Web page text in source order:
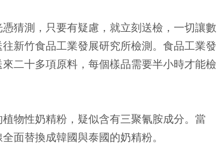
猜測，只要有疑慮，就立刻送檢，一切讓數
新竹食品工業發展研究所檢測。食品工業發
二十多項原料，每個樣品需要半小時才能檢
物性奶精粉，疑似含有三聚氰胺成分。當
面替換成韓國與泰國的奶精粉。